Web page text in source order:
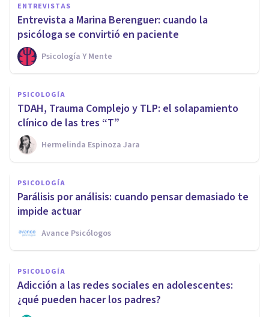
ENTREVISTAS
Entrevista a Marina Berenguer: cuando la
psicóloga se convirtió en paciente
Psicología Y Mente
PSICOLOGÍA
TDAH, Trauma Complejo y TLP: el solapamiento
clínico de las tres “T”
Hermelinda Espinoza Jara
PSICOLOGÍA
Parálisis por análisis: cuando pensar demasiado te
impide actuar
Avance Psicólogos
PSICOLOGÍA
Adicción a las redes sociales en adolescentes:
¿qué pueden hacer los padres?